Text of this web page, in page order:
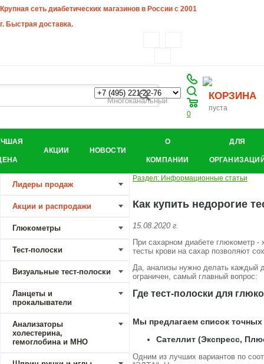
Крупная сеть диабетических магазинов в России с 2001
г. Быстрая доставка.
Многоканальный
0
КОРЗИНА
пуста
АКЦИИ НОВОСТИ
О
КОМПАНИИ
ДЛЯ
Лидеры продаж
Акции и распродажи
Глюкометры
Тест-полоски
Визуальные тест-полоски
Ланцеты и
прокалыватели
Анализаторы
холестерина,
гемоглобина и МНО
Раздел: Информационные статьи
Как купить недорогие
15.08.2020 г.
При сахарном диабете глюкометр -
тесты крови на сахар позволяют
Да, анализы нужно делать каждый
ограничен, самый главный вопрос:
Где тест-полоски для
Мы предлагаем список
Сателлит (Экспресс,
Одним из лучших вариантов по